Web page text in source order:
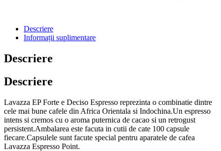
Descriere
Informații suplimentare
Descriere
Descriere
Lavazza EP Forte e Deciso Espresso reprezinta o combinatie dintre
cele mai bune cafele din Africa Orientala si Indochina.Un espresso
intens si cremos cu o aroma puternica de cacao si un retrogust
persistent.Ambalarea este facuta in cutii de cate 100 capsule
fiecare.Capsulele sunt facute special pentru aparatele de cafea
Lavazza Espresso Point.